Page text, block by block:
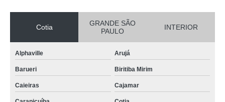
Cotia
GRANDE SÃO
PAULO
INTERIOR
Alphaville Arujá
Barueri Biritiba Mirim
Caieiras Cajamar